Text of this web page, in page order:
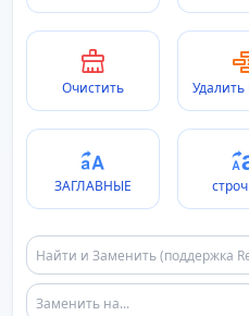
Очистить
ЗАГЛАВНЫЕ